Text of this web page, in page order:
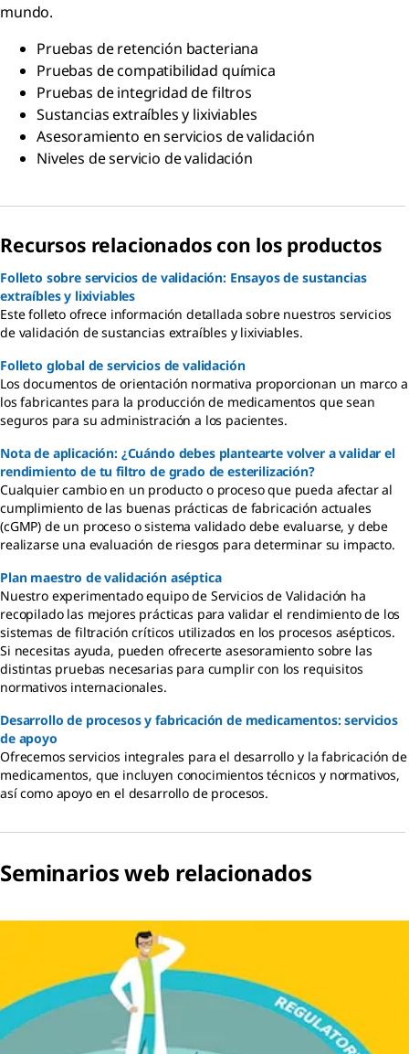
mundo.
Pruebas de retención bacteriana
Pruebas de compatibilidad química
Pruebas de integridad de filtros
Sustancias extraíbles y lixiviables
Asesoramiento en servicios de validación
Niveles de servicio de validación
Recursos relacionados con los productos
Folleto sobre servicios de validación: Ensayos de sustancias
extraíbles y lixiviables
Este folleto ofrece información detallada sobre nuestros servicios
de validación de sustancias extraíbles y lixiviables.
Folleto global de servicios de validación
Los documentos de orientación normativa proporcionan un marco a
los fabricantes para la producción de medicamentos que sean
seguros para su administración a los pacientes.
Nota de aplicación: ¿Cuándo debes plantearte volver a validar el
rendimiento de tu filtro de grado de esterilización?
Cualquier cambio en un producto o proceso que pueda afectar al
cumplimiento de las buenas prácticas de fabricación actuales
(cGMP) de un proceso o sistema validado debe evaluarse, y debe
realizarse una evaluación de riesgos para determinar su impacto.
Plan maestro de validación aséptica
Nuestro experimentado equipo de Servicios de Validación ha
recopilado las mejores prácticas para validar el rendimiento de los
sistemas de filtración críticos utilizados en los procesos asépticos.
Si necesitas ayuda, pueden ofrecerte asesoramiento sobre las
distintas pruebas necesarias para cumplir con los requisitos
normativos internacionales.
Desarrollo de procesos y fabricación de medicamentos: servicios
de apoyo
Ofrecemos servicios integrales para el desarrollo y la fabricación de
medicamentos, que incluyen conocimientos técnicos y normativos,
así como apoyo en el desarrollo de procesos.
Seminarios web relacionados